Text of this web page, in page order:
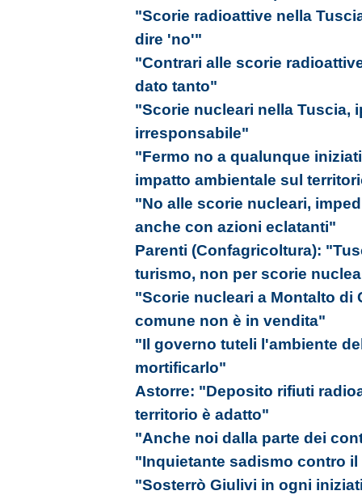
"Scorie radioattive nella
dire 'no'"
"Contrari alle scorie
dato tanto"
"Scorie nucleari nella Tuscia,
irresponsabile"
"Fermo no a qualunque
impatto ambientale sul
"No alle scorie nucleari,
anche con azioni eclatanti"
Parenti (Confagricoltura):
turismo, non per scorie
"Scorie nucleari a Montalto di
comune non è in vendita"
"Il governo tuteli l'ambiente
mortificarlo"
Astorre: "Deposito rifiuti
territorio è adatto"
"Anche noi dalla parte dei
"Inquietante sadismo contro
"Sosterrò Giulivi in ogni